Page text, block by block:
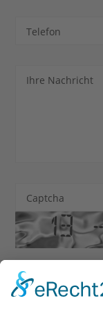
Telefon
Ihre Nachricht
Captcha
Ich habe die
genommen. Ich